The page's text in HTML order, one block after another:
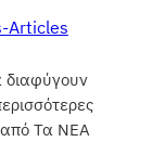
Articles
διαφύγουν
από Τα ΝΕΑ